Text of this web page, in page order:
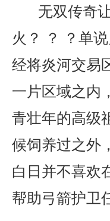
无双传奇
火？ ？ ？单
经将炎河交易
一片区域之内
青壮年的高级
候饲养过之外
白日并不喜欢
帮助弓箭护卫